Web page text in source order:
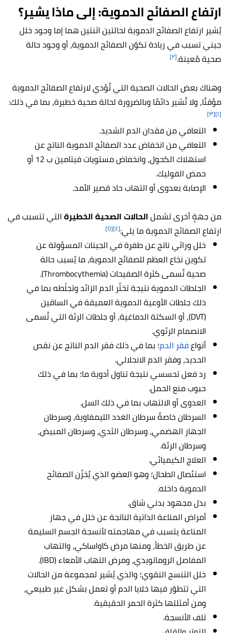
ارتفاع الصفائح الدموية: إلى ماذا يشير؟
يُشير ارتفاع الصفائح الدموية لحالتين اثنتين هما إما وجود خلل
جيني تسبب في زيادة تكوّن الصفائح الدموية، أو وجود حالة
صحية مُعينة.[٢]
وهناك بعض الحالات الصحية التي تُؤدي لارتفاع الصفائح الدموية
مؤقتًا، ولا تُشير دائمًا وبالضرورة لحالة صحية خطيرة، بما في ذلك:
[١] [٣]
التعافي من فقدان الدم الشديد.
التعافي من انخفاض عدد الصفائح الدموية الناتج عن
استهلاك الكحول، وانخفاض مستويات فيتامين ب 12 أو
حمض الفوليك.
الإصابة بعدوى أو التهاب حاد قصير الأمد.
من جهةٍ أخرى تشملالحالات الصحية الخطيرةالتي تتسبب في
ارتفاع الصفائح الدموية ما يلي:[٤] [٥]
خلل وراثي ناتج عن طفرة في الجينات المسؤولة عن
تكوين نخاع العظم للصفائح الدموية، ما يُسبب حالة
صحية تُسمى كثرة الصفيحات (Thrombocythemia).
الجلطات الدموية نتيجة تخثّر الدم الزائد وتجلّطه بما في
ذلك جلطات الأوعية الدموية العميقة في الساقين
(DVT)، أو السكتة الدماغية، أو جلطات الرئة التي تُسمى
الانصمام الرئوي.
أنواعفقر الدم؛ بما في ذلك فقر الدم الناتج عن نقص
الحديد، وفقر الدم الانحلالي.
رد فعل تحسسي نتيجة تناول أدوية ما؛ بما في ذلك
حبوب منع الحمل.
العدوى أو الالتهاب بما في ذلك السل.
السرطان خاصةً سرطان الغدد الليمفاوية، وسرطان
الجهاز الهضمي، وسرطان الثدي، وسرطان المبيض،
وسرطان الرئة.
العلاج الكيميائي.
استئصال الطحال؛ وهو العضو الذي يُخزّن الصفائح
الدموية داخله.
بذل مجهود بدني شاق.
أمراض المناعة الذاتية الناتجة عن خلل في جهاز
المناعة يتسبب في مهاجمته لأنسجة الجسم السليمة
عن طريق الخطأ، ومنها مرض كاواساكي، والتهاب
المفاصل الروماتويدي، ومرض التهاب الأمعاء (IBD).
خلل التنسج النقوي؛ والذي يُشير لمجموعة من الحالات
التي تتطوّر فيها خلايا الدم أو تعمل بشكل غير طبيعي،
ومن أمثلتها كثرة الحمر الحقيقية.
تلف الأنسجة.